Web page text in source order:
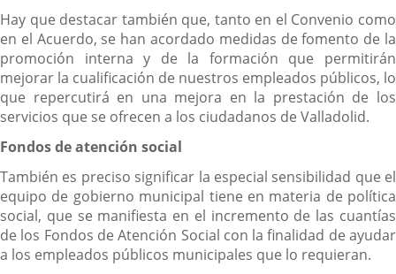
Hay que destacar también que, tanto en el Convenio como
en el Acuerdo, se han acordado medidas de fomento de la
promoción interna y de la formación que permitirán
mejorar la cualificación de nuestros empleados públicos, lo
que repercutirá en una mejora en la prestación de los
servicios que se ofrecen a los ciudadanos de Valladolid.
Fondos de atención social
También es preciso significar la especial sensibilidad que el
equipo de gobierno municipal tiene en materia de política
social, que se manifiesta en el incremento de las cuantías
de los Fondos de Atención Social con la finalidad de ayudar
a los empleados públicos municipales que lo requieran.